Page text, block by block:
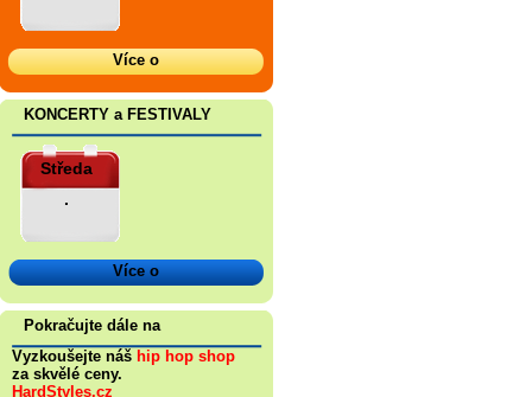
Více o
KONCERTY a FESTIVALY
Středa
.
Více o
Pokračujte dále na
Vyzkoušejte náš hip hop shop
za skvělé ceny.
HardStyles.cz